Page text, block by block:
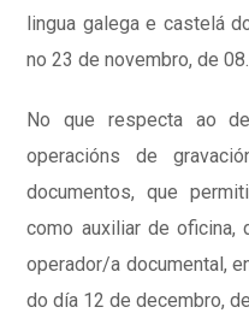
lingua galega e castelá
no 23 de novembro, de
No que respecta ao
operacións de
documentos, que
como auxiliar de oficina,
operador/a documental,
do día 12 de decembro,